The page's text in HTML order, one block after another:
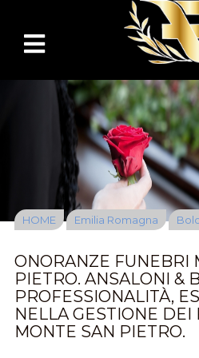
HOME Emilia Romagna
ONORANZE FUNEBRI
PIETRO. ANSALONI &
PROFESSIONALITÀ,
NELLA GESTIONE DEI
MONTE SAN PIETRO.